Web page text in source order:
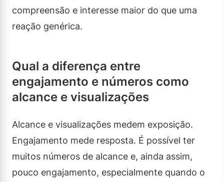
compreensão e interesse maior do que uma
reação genérica.
Qual a diferença entre
engajamento e números como
alcance e visualizações
Alcance e visualizações medem exposição.
Engajamento mede resposta. É possível ter
muitos números de alcance e, ainda assim,
pouco engajamento, especialmente quando o